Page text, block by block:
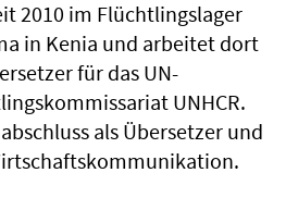
2010 im Flüchtlingslager
in Kenia und arbeitet dort
für das UN-
UNHCR.
als Übersetzer und